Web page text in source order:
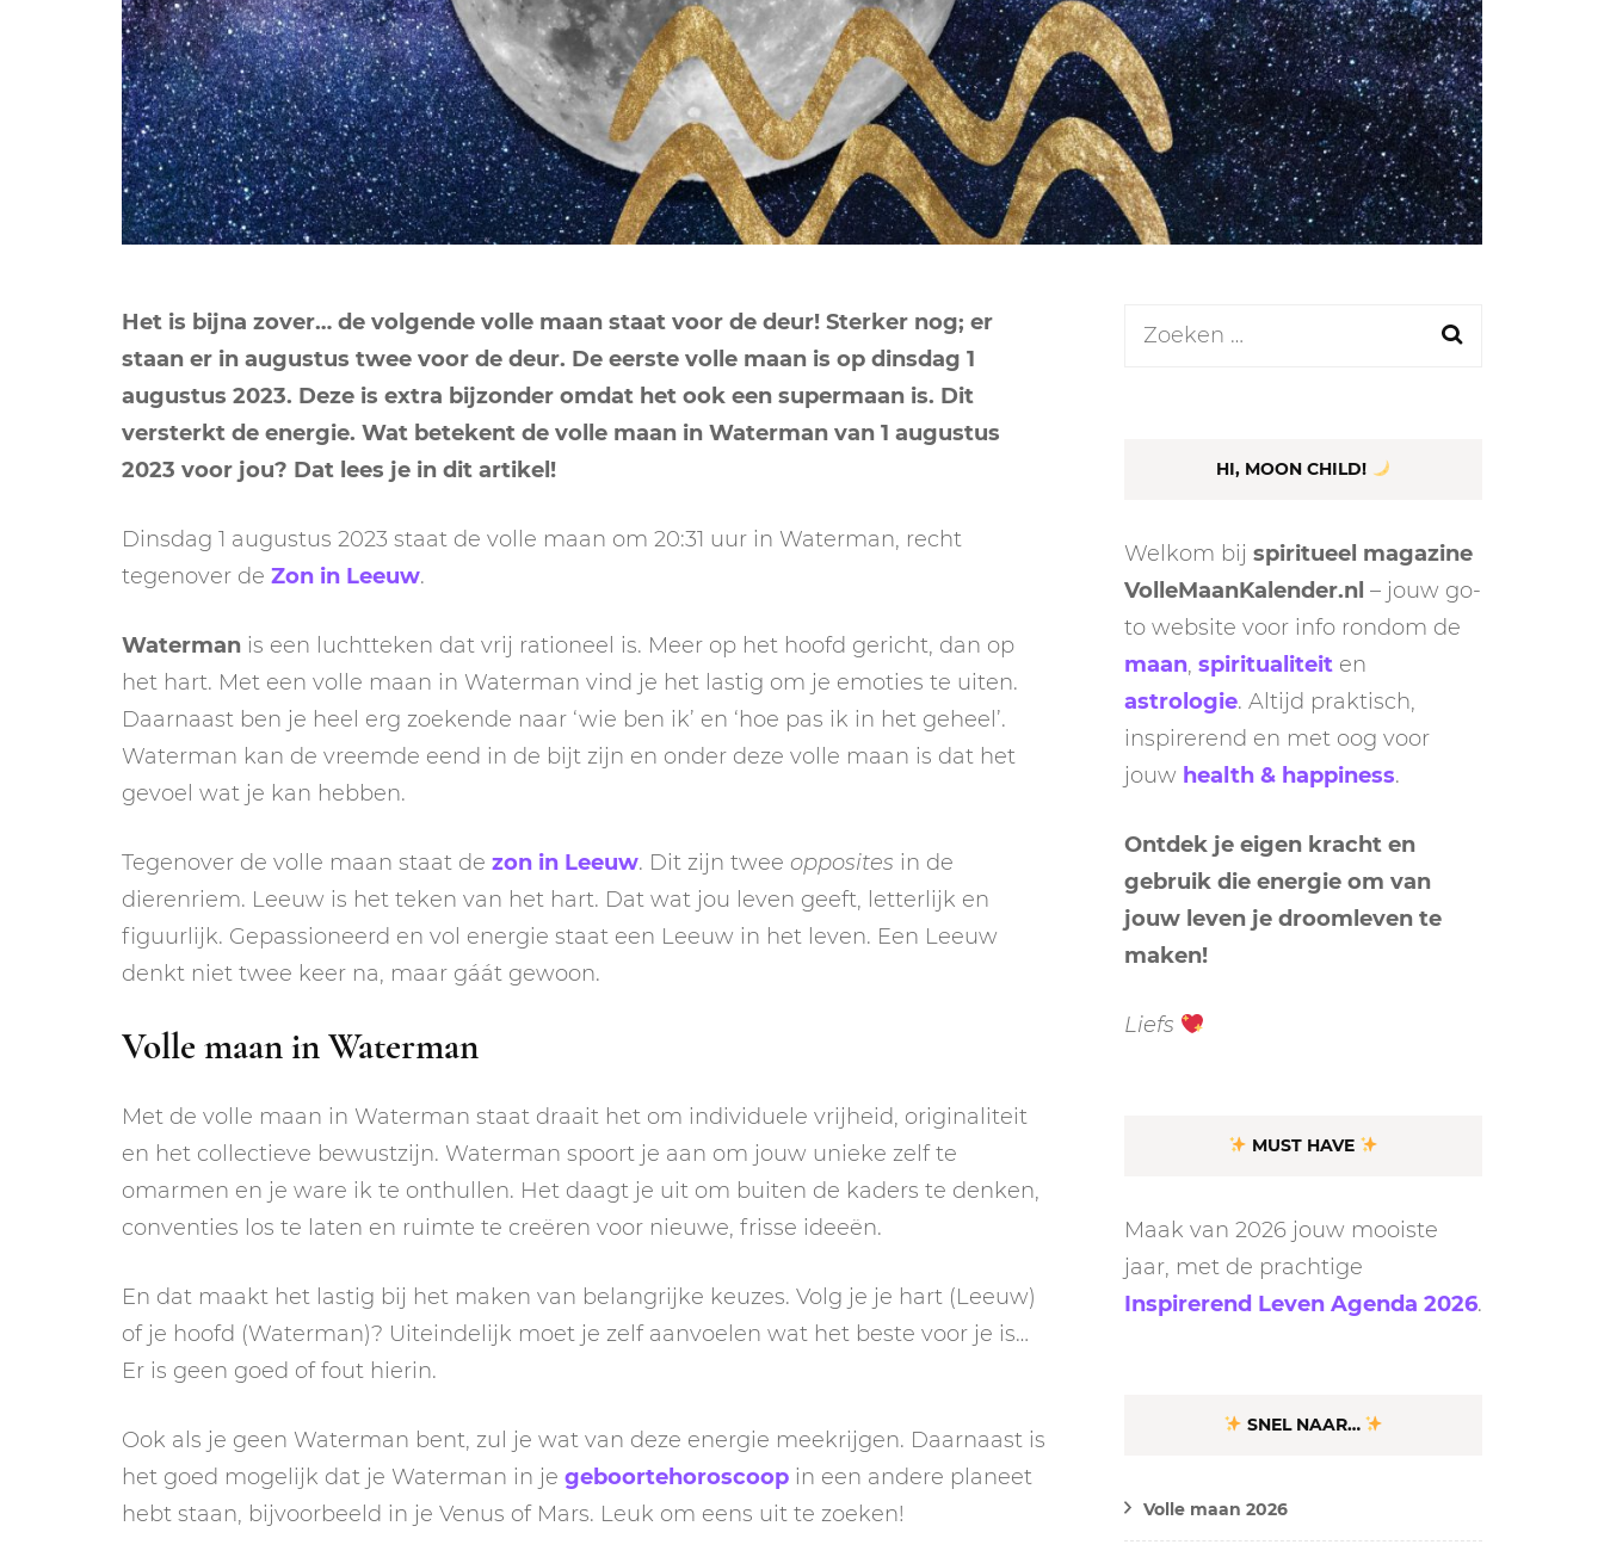
NEGENDE HUIS
TIENDE HUIS
ELFDE HUIS
TWAALFDE HUIS
NEPTUNUS
PLUTO
CHIRON
MAAN
ORAKEL
RITUELEN
NIEUWE MAAN
RITUELEN
VOLLE MAAN RITUELEN
RETROGRADE RITUEEL
SPIRIT ANIMALS
TAROT
TAROT TECHNIEKEN
Het is bijna zover… de volgende volle maan staat voor de deur! Sterker nog; er
staan er in augustus twee voor de deur. De eerste volle maan is op dinsdag 1
augustus 2023. Deze is extra bijzonder omdat het ook een supermaan is. Dit
versterkt de energie. Wat betekent de volle maan in Waterman van 1 augustus
2023 voor jou? Dat lees je in dit artikel!
Dinsdag 1 augustus 2023 staat de volle maan om 20:31 uur in Waterman, recht
tegenover de Zon in Leeuw.
Waterman is een luchtteken dat vrij rationeel is. Meer op het hoofd gericht, dan op
het hart. Met een volle maan in Waterman vind je het lastig om je emoties te uiten.
Daarnaast ben je heel erg zoekende naar ‘wie ben ik’ en ‘hoe pas ik in het geheel’.
Waterman kan de vreemde eend in de bijt zijn en onder deze volle maan is dat het
gevoel wat je kan hebben.
Tegenover de volle maan staat de zon in Leeuw. Dit zijn twee opposites in de
dierenriem. Leeuw is het teken van het hart. Dat wat jou leven geeft, letterlijk en
figuurlijk. Gepassioneerd en vol energie staat een Leeuw in het leven. Een Leeuw
denkt niet twee keer na, maar gáát gewoon.
Volle maan in Waterman
Met de volle maan in Waterman staat draait het om individuele vrijheid, originaliteit
en het collectieve bewustzijn. Waterman spoort je aan om jouw unieke zelf te
omarmen en je ware ik te onthullen. Het daagt je uit om buiten de kaders te denken,
conventies los te laten en ruimte te creëren voor nieuwe, frisse ideeën.
En dat maakt het lastig bij het maken van belangrijke keuzes. Volg je je hart (Leeuw)
of je hoofd (Waterman)? Uiteindelijk moet je zelf aanvoelen wat het beste voor je is…
Er is geen goed of fout hierin.
Ook als je geen Waterman bent, zul je wat van deze energie meekrijgen. Daarnaast is
het goed mogelijk dat je Waterman in je geboortehoroscoop in een andere planeet
hebt staan, bijvoorbeeld in je Venus of Mars. Leuk om eens uit te zoeken!
Zoeken
HI, MOON CHILD!
Welkom bij spiritueel magazine
VolleMaanKalender.nl – jouw go-
to website voor info rondom de
maan, spiritualiteit en
astrologie. Altijd praktisch,
inspirerend en met oog voor
jouw health & happiness.
Ontdek je eigen kracht en
gebruik die energie om van
jouw leven je droomleven te
maken!
Liefs
MUST HAVE
Maak van 2026 jouw mooiste
jaar, met de prachtige
Inspirerend Leven Agenda 2026.
SNEL NAAR…
Volle maan 2026